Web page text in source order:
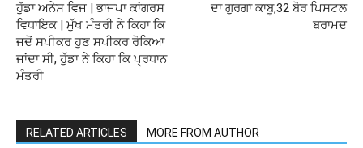
ਹੁੱਡਾ ਅਨੇਸ ਵਿਜ | ਭਾਜਪਾ ਕਾਂਗਰਸ
ਵਿਧਾਇਕ | ਮੁੱਖ ਮੰਤਰੀ ਨੇ ਕਿਹਾ ਕਿ
ਜਦੋਂ ਸਪੀਕਰ ਹੁਣ ਸਪੀਕਰ ਰੋਕਿਆ
ਜਾਂਦਾ ਸੀ, ਹੁੱਡਾ ਨੇ ਕਿਹਾ ਕਿ ਪ੍ਰਧਾਨ
ਮੰਤਰੀ
ਦਾ ਗੁਰਗਾ ਕਾਬੂ,32 ਬੋਰ ਪਿਸਟਲ
ਬਰਾਮਦ
RELATED ARTICLES MORE FROM AUTHOR